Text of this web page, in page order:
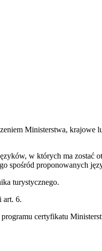
Ministerstwa, krajowe
w których ma zostać
spośród proponowanych
turystycznego.
art. 6.
certyfikatu